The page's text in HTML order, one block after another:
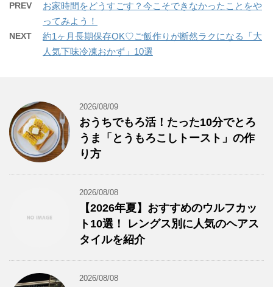
PREV
お家時間をどうすごす？今こそできなかったことをや
ってみよう！
NEXT
約1ヶ月長期保存OK♡ご飯作りが断然ラクになる「大
人気下味冷凍おかず」10選
2026/08/09
おうちでもろ活！たった10分でとろ
うま「とうもろこしトースト」の作
り方
2026/08/08
【2026年夏】おすすめのウルフカッ
ト10選！ レングス別に人気のヘアス
タイルを紹介
2026/08/08